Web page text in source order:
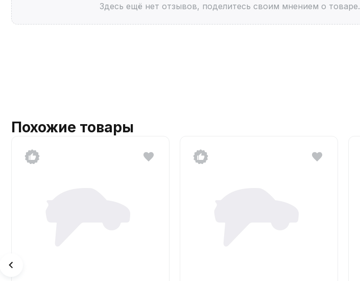
Здесь ещё нет отзывов, поделитесь своим мнением о товаре.
Похожие товары